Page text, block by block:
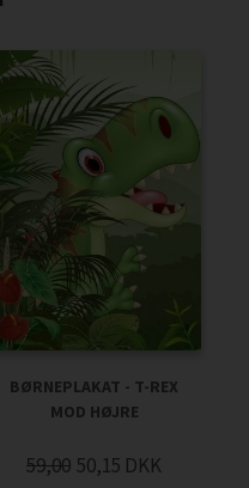
BØRNEPLAKAT - T-REX
MOD HØJRE
59,00 50,15 DKK